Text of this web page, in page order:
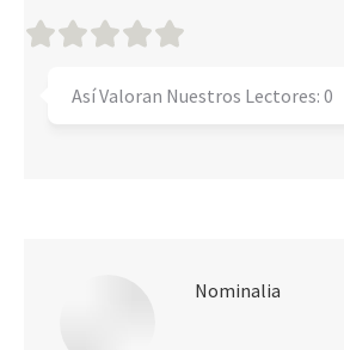
Así Valoran Nuestros Lectores: 0
Nominalia